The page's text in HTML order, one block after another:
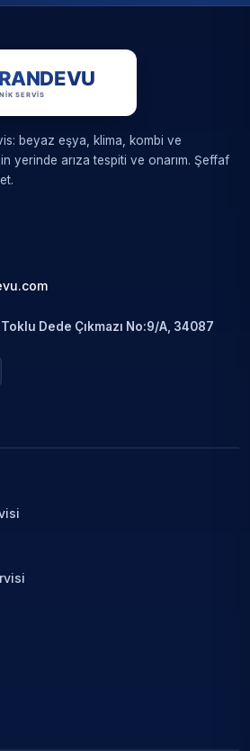
beyaz eşya, klima, kombi ve
yerinde arıza tespiti ve onarım. Şeffaf
Dede Çıkmazı No:9/A, 34087